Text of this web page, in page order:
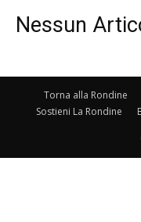
Nessun
Torna alla Rondine
Sostieni La Rondine